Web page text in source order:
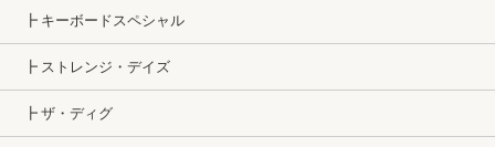
┣ キーボードスペシャル
┣ ストレンジ・デイズ
┣ ザ・ディグ